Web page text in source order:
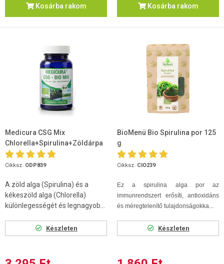
Kosárba rakom Kosárba rakom
Medicura CSG Mix
Chlorella+Spirulina+Zöldárpa
tabletta 120 db
Cikksz. ODP839
A zöld alga (Spirulina) és a
kékeszöld alga (Chlorella)
különlegességét és legnagyob...
Készleten
BioMenü Bio Spirulina por 125
g
Cikksz. CIO239
Ez a spirulina alga por az
immunrendszert erősíti, antioxidáns
és méregtelenítő tulajdonságokka...
Készleten